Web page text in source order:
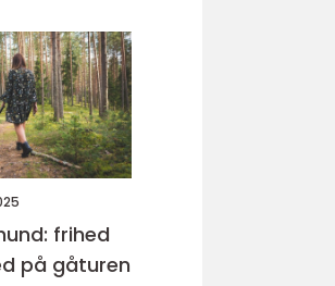
frihed
på gåturen